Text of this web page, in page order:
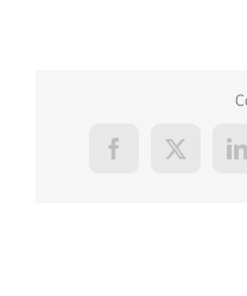
Facebook
X